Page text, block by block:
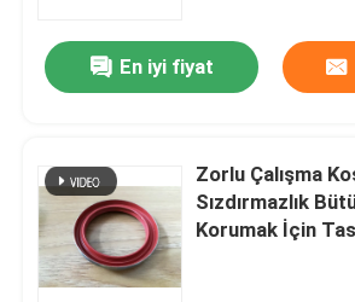
Ürün:% s
Hakkımızda
En iyi fiyat
Zorlu Çalışma
Sızdırmazlık
Korumak İçin